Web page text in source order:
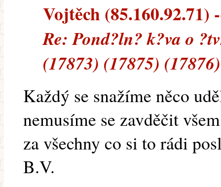
Vojtěch (85.160.92.71)
Re: Pond?ln? k?va o
(17873) (17875)
Každý se snažíme něco
nemusíme se zavděčit
za všechny co si to rádi
B.V.